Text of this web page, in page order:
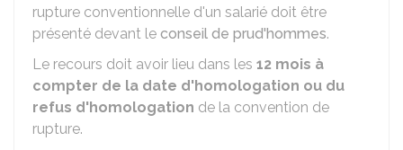
rupture conventionnelle d'un salarié doit être
présenté devant le conseil de prud'hommes.
Le recours doit avoir lieu dans les 12 mois à
compter de la date d'homologation ou du
refus d'homologation de la convention de
rupture.